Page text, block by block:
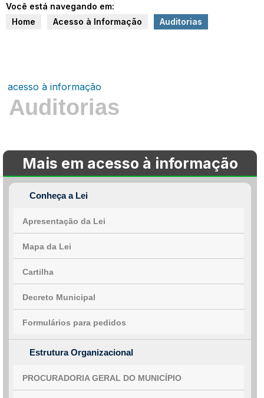
Você está navegando em:
Home
Acesso à Informação Auditorias
acesso à informação
Auditorias
Mais em acesso à informação
Conheça a Lei
Apresentação da Lei
Mapa da Lei
Cartilha
Decreto Municipal
Formulários para pedidos
Estrutura Organizacional
PROCURADORIA GERAL DO MUNICÍPIO